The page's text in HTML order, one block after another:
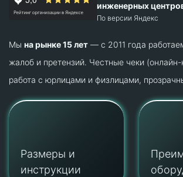
инженерных
По версии Яндекс
Мы на рынке 15 лет — с 2011 года
жалоб и претензий. Честные чеки
работа с юрлицами и физлицами,
Размеры и
инструкции